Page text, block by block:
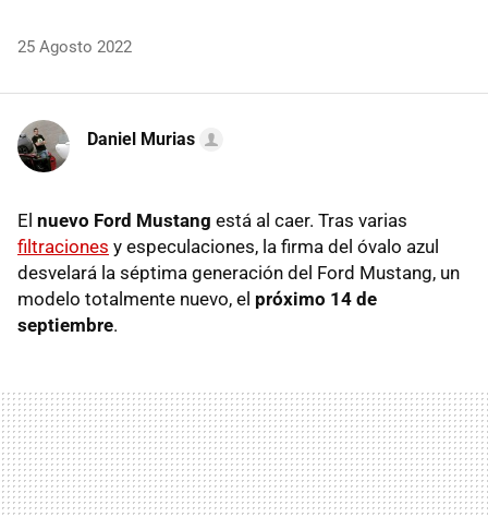
25 Agosto 2022
Daniel Murias
El nuevo Ford Mustang está al caer. Tras varias
filtraciones y especulaciones, la firma del óvalo azul
desvelará la séptima generación del Ford Mustang, un
modelo totalmente nuevo, el próximo 14 de
septiembre.